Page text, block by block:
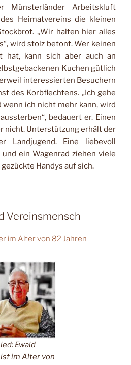
Münsterländer Arbeitskluft
Heimatvereins die kleinen
„Wir halten hier alles
wird stolz betont. Wer keinen
hat, kann sich aber auch an
Kuchen gütlich
interessierten Besuchern
des Korbflechtens. „Ich gehe
wenn ich nicht mehr kann, wird
bedauert er. Einen
nicht. Unterstützung erhält der
Landjugend. Eine liebevoll
ein Wagenrad ziehen viele
Handys auf sich.
Vereinsmensch
im Alter von 82 Jahren
Ewald
im Alter von